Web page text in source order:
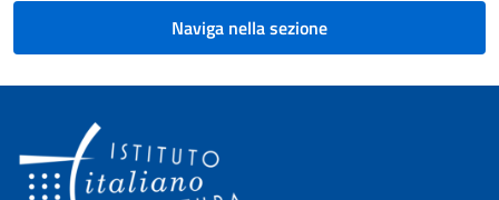
Naviga nella sezione